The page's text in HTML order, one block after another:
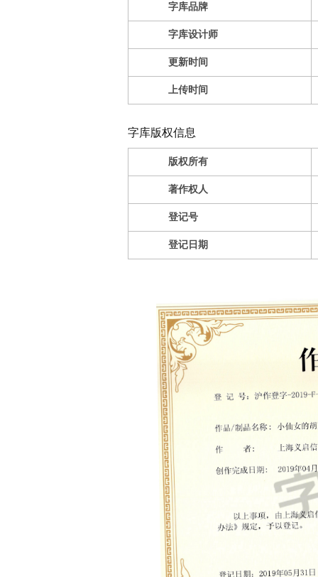
字库品牌
字库设计师
更新时间
上传时间
字库版权信息
版权所有
著作权人
登记号
登记日期